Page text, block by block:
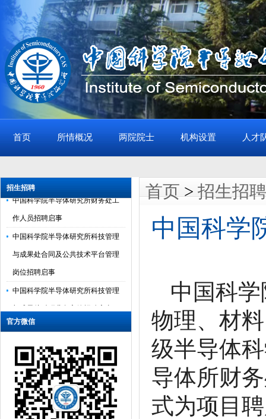
首页 所情概况 两院院士 机构设置 人才
招生招聘
中国科学院半导体研究所期刊文献
与信息化中心档案管理人员招聘启
中国科学院半导体研究所财务处工
中国科学院半导体研究所科技管理
中国科学院半导体研究所科技管理
中国科学院半导体研究所高技术发
中国科学院半导体研究所基建园区
处业务主管招聘启事
中国科学院半导体研究所人事教育
处业务主管招聘启事
官方微信
首页>招生招聘
中国科学
中国科
物理、材
级半导体
导体所财
式为项目